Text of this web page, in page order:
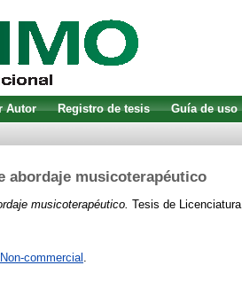
Autor Registro de tesis Guía de uso
abordaje musicoterapéutico
musicoterapéutico. Tesis de Licenciatura,
commercial .